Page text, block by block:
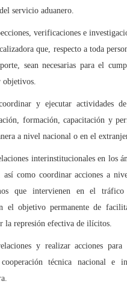
servicio aduanero.
verificaciones e
que, respecto a toda
sean necesarias para el
y ejecutar actividades de
formación, capacitación y
a nivel nacional o en el
interinstitucionales en los
así como coordinar acciones a
que intervienen en el
el objetivo permanente de
la represión efectiva de ilícitos.
y realizar acciones
técnica nacional e